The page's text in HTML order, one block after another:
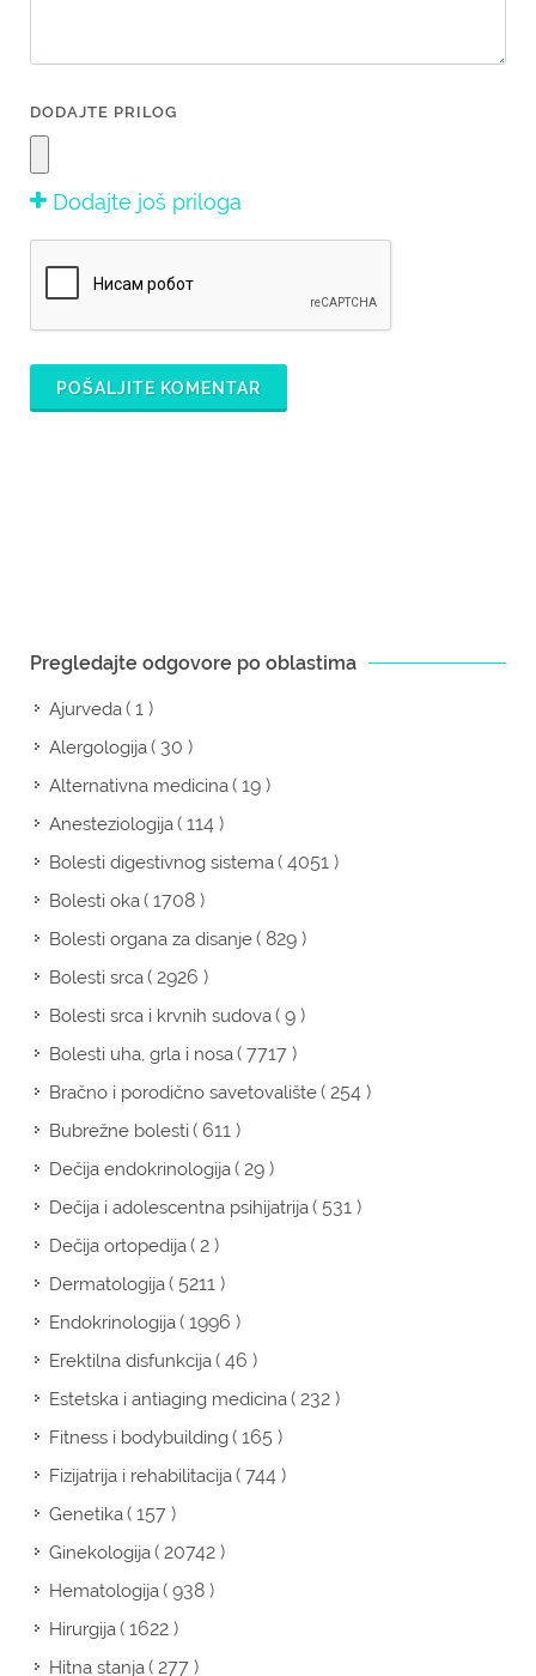
DODAJTE PRILOG
Dodajte još priloga
POŠALJITE KOMENTAR
Pregledajte odgovore po oblastima
Ajurveda( 1 )
Alergologija( 30 )
Alternativna medicina( 19 )
Anesteziologija( 114 )
Bolesti digestivnog sistema( 4051 )
Bolesti oka( 1708 )
Bolesti organa za disanje( 829 )
Bolesti srca( 2926 )
Bolesti srca i krvnih sudova( 9 )
Bolesti uha, grla i nosa( 7717 )
Bračno i porodično savetovalište( 254 )
Bubrežne bolesti( 611 )
Dečija endokrinologija( 29 )
Dečija i adolescentna psihijatrija( 531 )
Dečija ortopedija( 2 )
Dermatologija( 5211 )
Endokrinologija( 1996 )
Erektilna disfunkcija( 46 )
Estetska i antiaging medicina( 232 )
Fitness i bodybuilding( 165 )
Fizijatrija i rehabilitacija( 744 )
Genetika( 157 )
Ginekologija( 20742 )
Hematologija( 938 )
Hirurgija( 1622 )
Hitna stanja( 277 )